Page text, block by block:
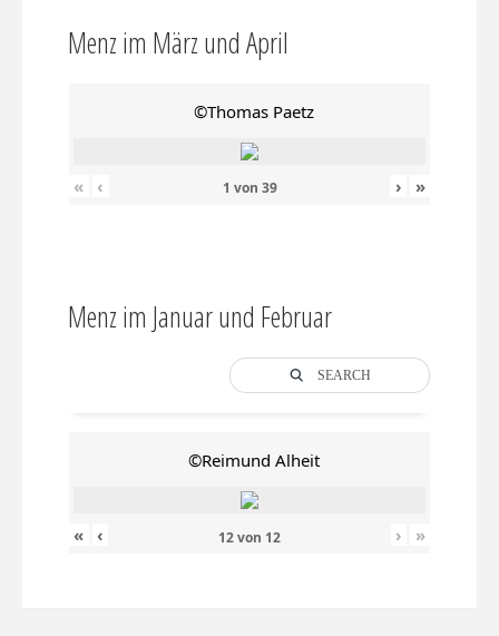
Menz im März und April
©Thomas Paetz
« ‹ 1 von 39 › »
Menz im Januar und Februar
SEARCH
©Reimund Alheit
« ‹ 12von 12 › »